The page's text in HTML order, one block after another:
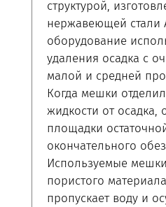
структурой,
нержавеющей стали
оборудование
удаления осадка с
малой и средней
Когда мешки
жидкости от
площадки
окончательного
Используемые
пористого
пропускает воду и